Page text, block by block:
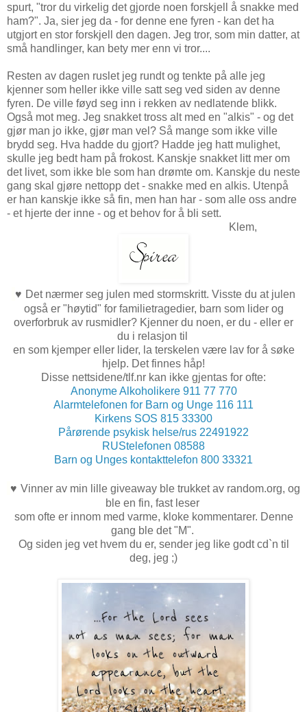
spurt, "tror du virkelig det gjorde noen forskjell å snakke med
ham?". Ja, sier jeg da - for denne ene fyren - kan det ha
utgjort en stor forskjell den dagen. Jeg tror, som min datter, at
små handlinger, kan bety mer enn vi tror....
Resten av dagen ruslet jeg rundt og tenkte på alle jeg
kjenner som heller ikke ville satt seg ved siden av denne
fyren. De ville føyd seg inn i rekken av nedlatende blikk.
Også mot meg. Jeg snakket tross alt med en "alkis" - og det
gjør man jo ikke, gjør man vel? Så mange som ikke ville
brydd seg. Hva hadde du gjort? Hadde jeg hatt mulighet,
skulle jeg bedt ham på frokost. Kanskje snakket litt mer om
det livet, som ikke ble som han drømte om. Kanskje du neste
gang skal gjøre nettopp det - snakke med en alkis. Utenpå
er han kanskje ikke så fin, men han har - som alle oss andre
- et hjerte der inne - og et behov for å bli sett.
Klem,
♥ Det nærmer seg julen med stormskritt. Visste du at julen
også er "høytid" for familietragedier, barn som lider og
overforbruk av rusmidler? Kjenner du noen, er du - eller er
du i relasjon til
en som kjemper eller lider, la terskelen være lav for å søke
hjelp. Det finnes håp!
Disse nettsidene/tlf.nr kan ikke gjentas for ofte:
Anonyme Alkoholikere 911 77 770
Alarmtelefonen for Barn og Unge 116 111
Kirkens SOS 815 33300
Pårørende psykisk helse/rus 22491922
RUStelefonen 08588
Barn og Unges kontakttelefon 800 33321
♥ Vinner av min lille giveaway ble trukket av random.org, og
ble en fin, fast leser
som ofte er innom med varme, kloke kommentarer. Denne
gang ble det "M".
Og siden jeg vet hvem du er, sender jeg like godt cd`n til
deg, jeg ;)